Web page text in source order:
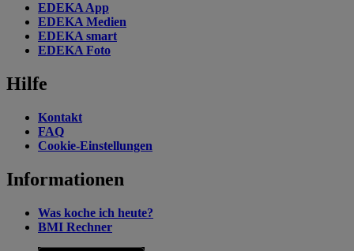
EDEKA App
EDEKA Medien
EDEKA smart
EDEKA Foto
Hilfe
Kontakt
FAQ
Cookie-Einstellungen
Informationen
Was koche ich heute?
BMI Rechner